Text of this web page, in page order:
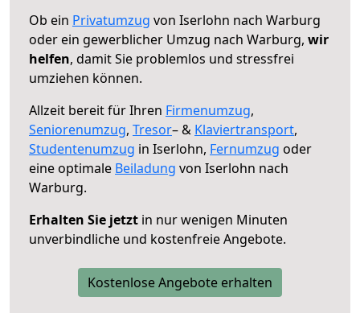
Ob ein Privatumzug von Iserlohn nach Warburg
oder ein gewerblicher Umzug nach Warburg, wir
helfen, damit Sie problemlos und stressfrei
umziehen können.
Allzeit bereit für Ihren Firmenumzug,
Seniorenumzug, Tresor– & Klaviertransport,
Studentenumzug in Iserlohn, Fernumzug oder
eine optimale Beiladung von Iserlohn nach
Warburg.
Erhalten Sie jetzt in nur wenigen Minuten
unverbindliche und kostenfreie Angebote.
Kostenlose Angebote erhalten